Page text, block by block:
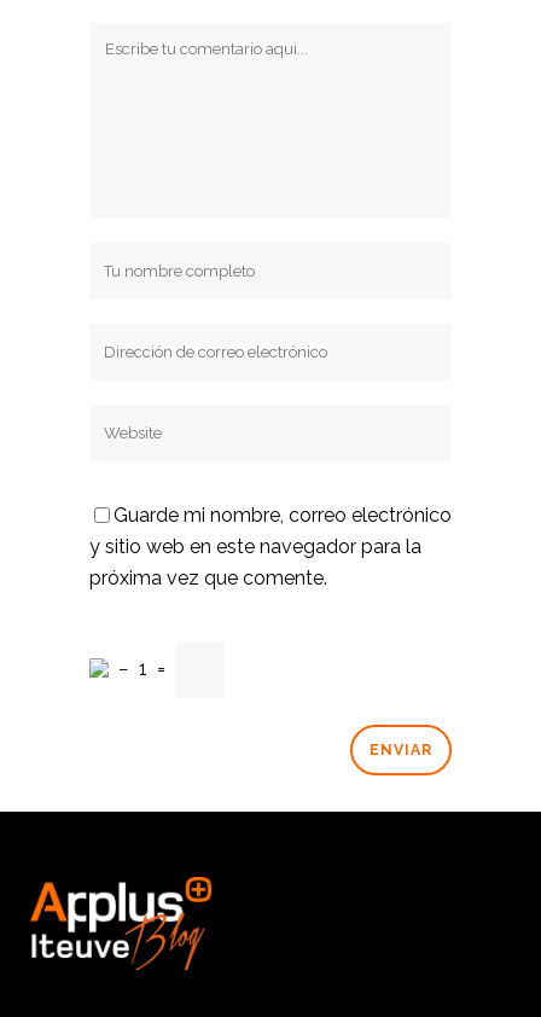
Guarde mi nombre, correo electrónico
y sitio web en este navegador para la
próxima vez que comente.
− 1 =